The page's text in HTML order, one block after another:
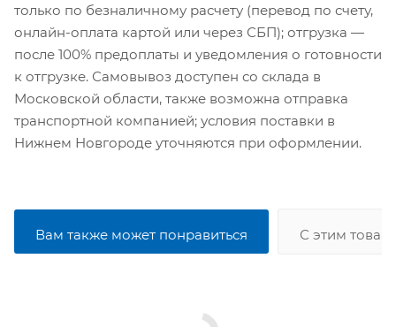
только по безналичному расчету (перевод по счету,
онлайн-оплата картой или через СБП); отгрузка —
после 100% предоплаты и уведомления о готовности
к отгрузке. Самовывоз доступен со склада в
Московской области, также возможна отправка
транспортной компанией; условия поставки в
Нижнем Новгороде уточняются при оформлении.
Вам также может понравиться С этим